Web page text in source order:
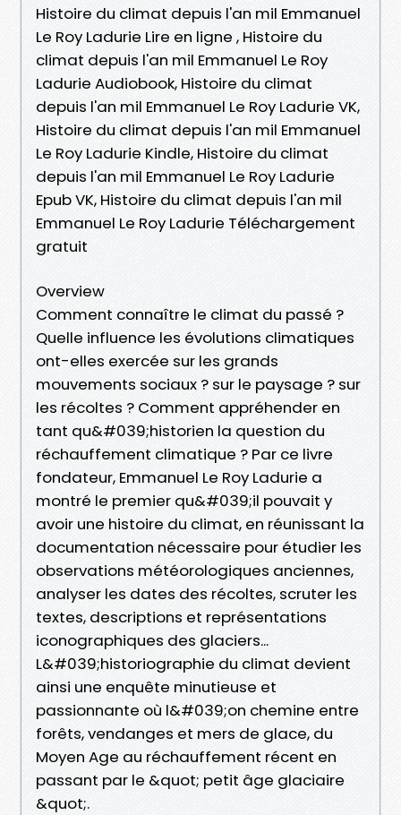
Histoire du climat depuis l'an mil Emmanuel
Le Roy Ladurie Lire en ligne , Histoire du
climat depuis l'an mil Emmanuel Le Roy
Ladurie Audiobook, Histoire du climat
depuis l'an mil Emmanuel Le Roy Ladurie VK,
Histoire du climat depuis l'an mil Emmanuel
Le Roy Ladurie Kindle, Histoire du climat
depuis l'an mil Emmanuel Le Roy Ladurie
Epub VK, Histoire du climat depuis l'an mil
Emmanuel Le Roy Ladurie Téléchargement
gratuit
Overview
Comment connaître le climat du passé ?
Quelle influence les évolutions climatiques
ont-elles exercée sur les grands
mouvements sociaux ? sur le paysage ? sur
les récoltes ? Comment appréhender en
tant qu&#039;historien la question du
réchauffement climatique ? Par ce livre
fondateur, Emmanuel Le Roy Ladurie a
montré le premier qu&#039;il pouvait y
avoir une histoire du climat, en réunissant la
documentation nécessaire pour étudier les
observations météorologiques anciennes,
analyser les dates des récoltes, scruter les
textes, descriptions et représentations
iconographiques des glaciers...
L&#039;historiographie du climat devient
ainsi une enquête minutieuse et
passionnante où l&#039;on chemine entre
forêts, vendanges et mers de glace, du
Moyen Age au réchauffement récent en
passant par le &quot; petit âge glaciaire
&quot;.